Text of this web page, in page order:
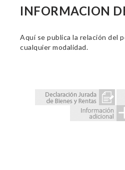
INFORMACION
Aquí se publica la relación del
cualquier modalidad.